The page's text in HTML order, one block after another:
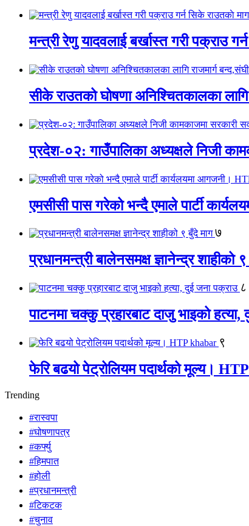
मन्त्री रेणु यादवलाई बर्खास्त गरी पक्राउ
सीके राउतको घोषणा अनिश्चितकालका
प्रदेश-०२: गाउँपालिका अध्यक्षले निजी
एमसीसी पास गरेको भन्दै एमाले पार्टी
७
प्रधानमन्त्री बालेनसमक्ष ज्ञानेन्द्र शाहीको
८
पाटनमा चक्कु प्रहारबाट दाजु भाइको
९
फेरि बढयो पेट्रोलियम पदार्थको मूल्य।
Trending
#रास्वपा
#घोषणापत्र
#कर्फ्यु
#हिमपात
#होली
#प्रधानमन्त्री
#टिकटक
#चुनाव